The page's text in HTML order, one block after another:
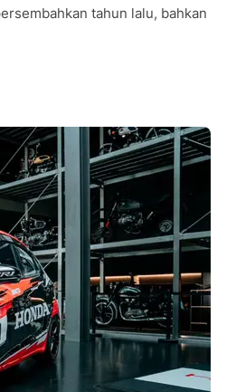
tahun lalu, bahkan